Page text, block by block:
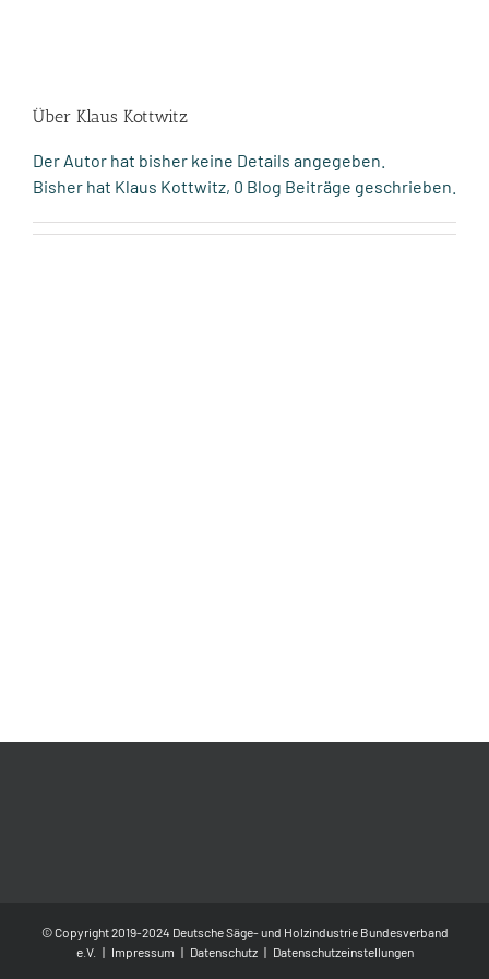
Über Klaus Kottwitz
Der Autor hat bisher keine Details angegeben.
Bisher hat Klaus Kottwitz, 0 Blog Beiträge geschrieben.
© Copyright 2019-2024 Deutsche Säge- und Holzindustrie Bundesverband
e.V. | Impressum | Datenschutz| Datenschutzeinstellungen